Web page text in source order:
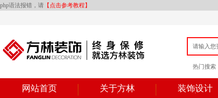
php语法报错，请 【点击参考教程】
热门搜索
网站首页 关于方林 装饰设计